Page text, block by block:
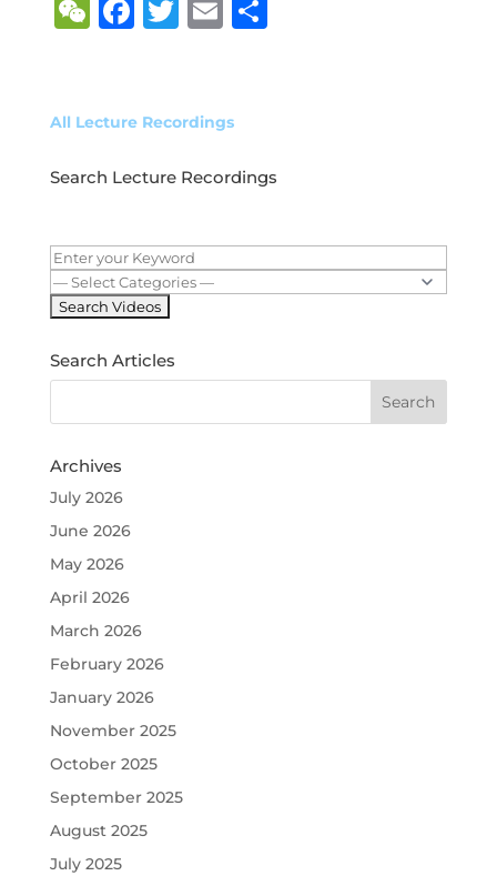
W
h
F
e
o
k
T
te
E
l
S
All Lecture Recordings
Search Lecture Recordings
Search Articles
Archives
July 2026
June 2026
May 2026
April 2026
March 2026
February 2026
January 2026
November 2025
October 2025
September 2025
August 2025
July 2025